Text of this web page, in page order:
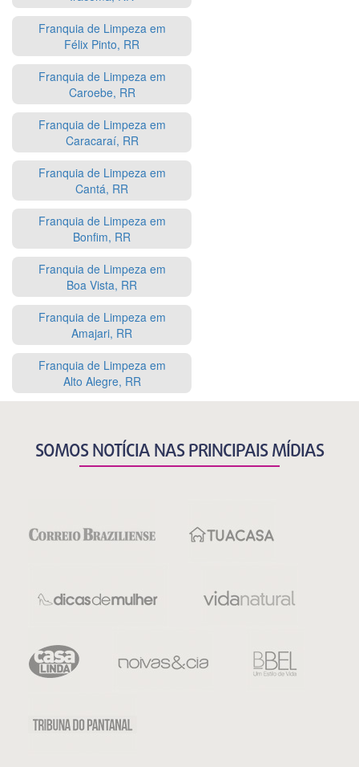
Franquia de Limpeza em
Félix Pinto, RR
Franquia de Limpeza em
Caroebe, RR
Franquia de Limpeza em
Caracaraí, RR
Franquia de Limpeza em
Cantá, RR
Franquia de Limpeza em
Bonfim, RR
Franquia de Limpeza em
Boa Vista, RR
Franquia de Limpeza em
Amajari, RR
Franquia de Limpeza em
Alto Alegre, RR
SOMOS NOTÍCIA NAS PRINCIPAIS MÍDIAS